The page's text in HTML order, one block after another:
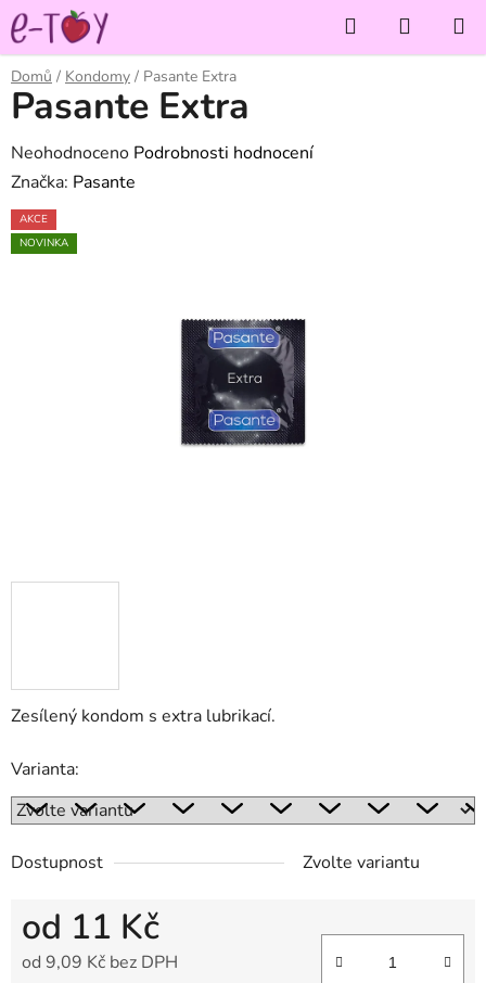
Přejít
na
obsah
Hledat
KOŠÍK
Domů / Kondomy / Pasante Extra
Zesílený kondom s extra lubrikací.
Varianta:
Dostupnost Zvolte variantu
od 11 Kč
od 9,09 Kč bez DPH
Pasante Extra
Průměrné
hodnocení
produktu
je
Neohodnoceno Podrobnosti hodnocení
Značka: Pasante
AKCE
NOVINKA